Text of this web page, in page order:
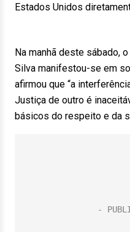
Estados Unidos
Na manhã deste sábado,
Silva manifestou-se em
afirmou que “a
Justiça de outro é
básicos do respeito e da